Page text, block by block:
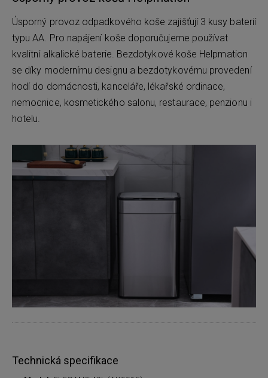
Úsporný provoz odpadkového koše zajišťují 3 kusy baterií
typu AA. Pro napájení koše doporučujeme používat
kvalitní alkalické baterie. Bezdotykové koše Helpmation
se díky modernímu designu a bezdotykovému provedení
hodí do domácnosti, kanceláře, lékařské ordinace,
nemocnice, kosmetického salonu, restaurace, penzionu i
hotelu.
Technická specifikace